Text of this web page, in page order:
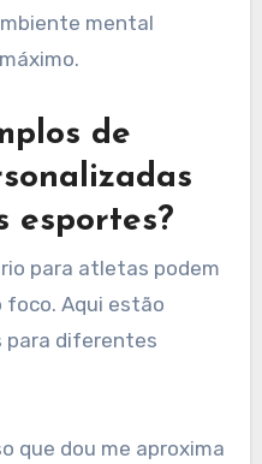
mental
de
esportes?
para atletas podem
foco. Aqui estão
para diferentes
que dou me aproxima